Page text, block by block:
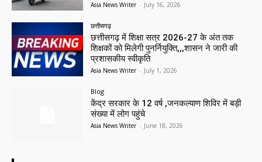
Asia News Writer - July 16, 2026
छत्तीसगढ़
छत्तीसगढ़ में शिक्षा सत्र 2026-27 के अंत तक
शिक्षकों को मिलेगी पुनर्नियुक्ति,,,शासन ने जारी की
प्रशासकीय स्वीकृति
Asia News Writer - July 1, 2026
Blog
केंद्र सरकार के 12 वर्ष ,जनकल्याण शिविर में बड़ी
संख्या में लोग पहुंचे
Asia News Writer - June 18, 2026